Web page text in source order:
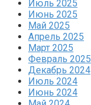
Июль 2025
Июнь 2025
Май 2025
Апрель 2025
Март 2025
Февраль 2025
Декабрь 2024
Июль 2024
Июнь 2024